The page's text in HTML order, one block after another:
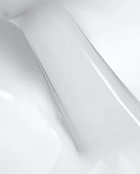
informazioni
prodotto
supporto 0 in modalità modale